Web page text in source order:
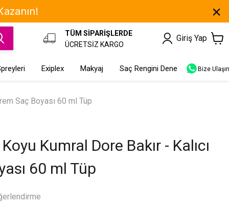
TÜM SİPARİŞLERDE
ÜCRETSİZ KARGO
Giriş Yap
Exiplex Makyaj Saç Rengini Dene Bize Ulaşın
Saç Boyası 60 ml Tüp
Kumral Dore Bakır - Kalıcı
60 ml Tüp